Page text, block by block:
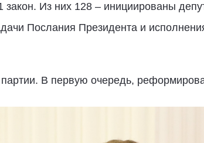
Из них 128 – инициированы
Послания Президента и
В первую очередь,